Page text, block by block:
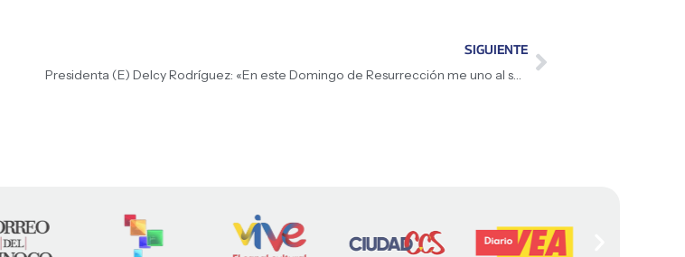
SIGUIENTE
Presidenta (E) Delcy Rodríguez: «En este Domingo de Resurrección me uno al sentir profundo de los venezolanos»